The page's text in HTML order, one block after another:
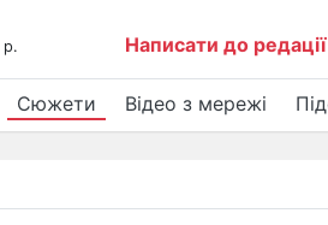
р. Написати до редації
Сюжети Відео з мережі